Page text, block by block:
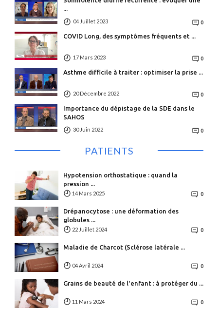
04 Juillet 2023 0
17 Mars 2023 0
20 Décembre 2022 0
Importance du dépistage de la SDE dans le
SAHOS
30 Juin 2022 0
PATIENTS
Hypotension orthostatique : quand la
14 Mars 2025 0
Drépanocytose : une déformation des
22 Juillet 2024 0
04 Avril 2024 0
11 Mars 2024 0